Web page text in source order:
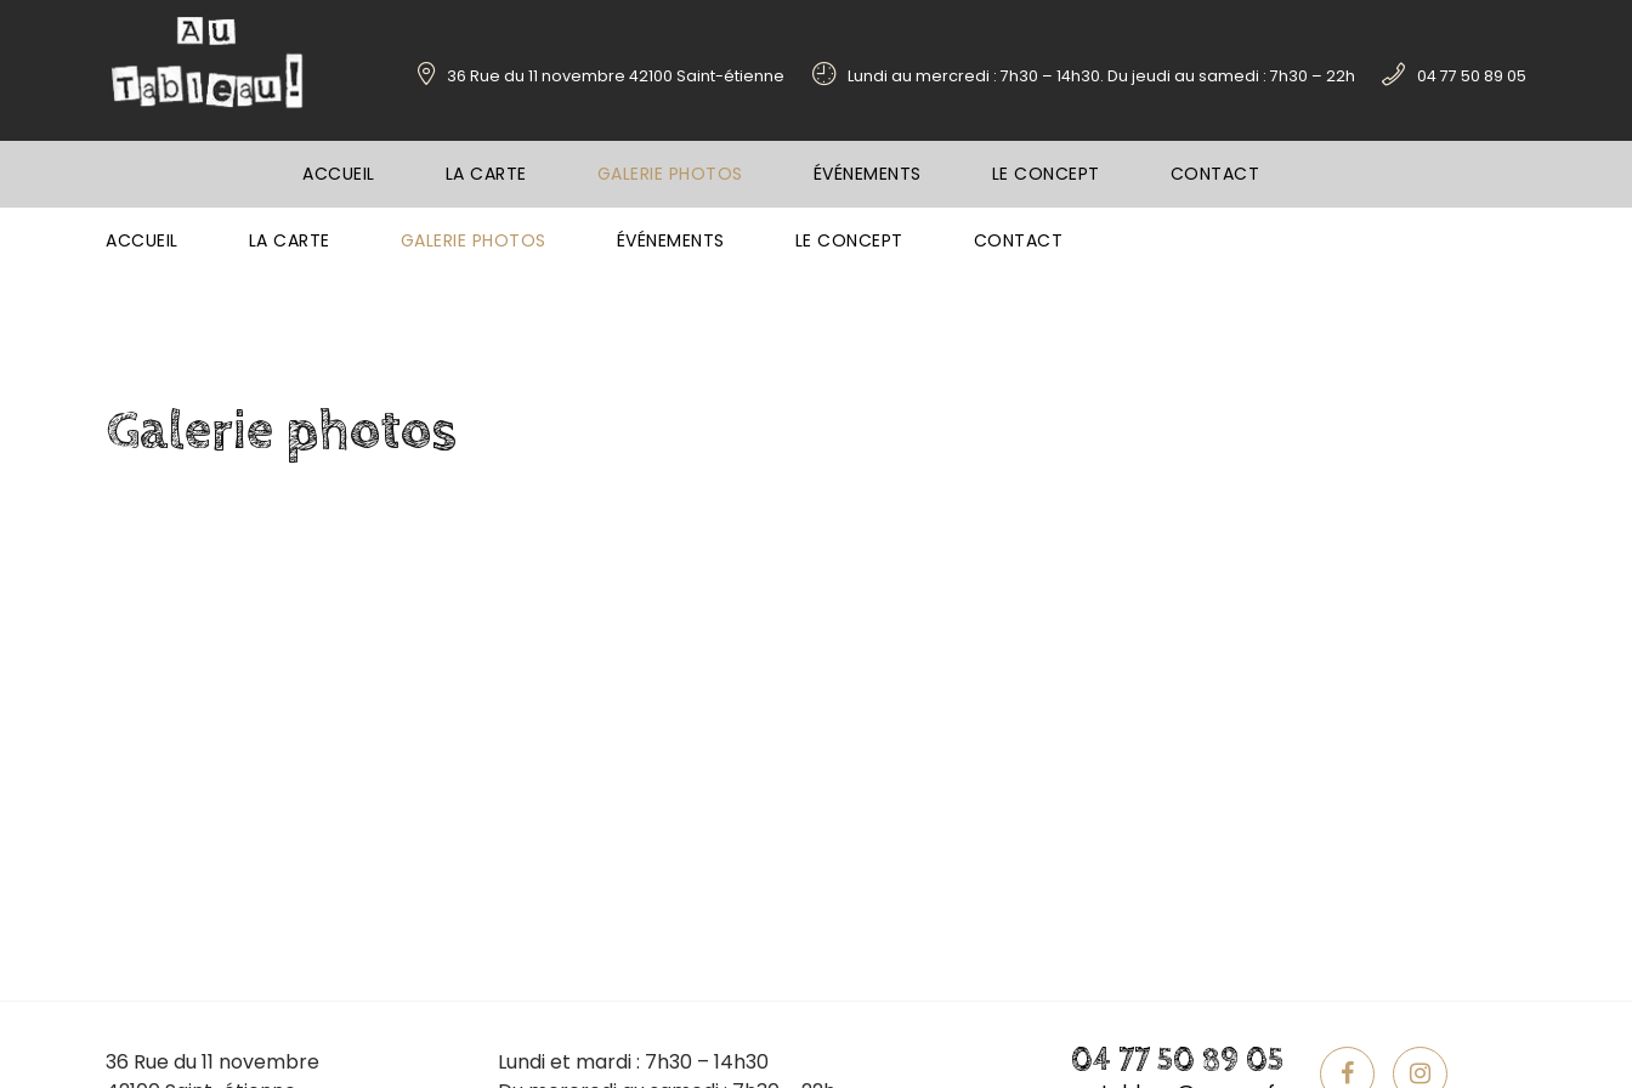
36 Rue du 11 novembre 42100 Saint-étienne Lundi au mercredi : 7h30 – 14h30. Du jeudi au samedi : 7h30 – 22h 04 77 50 89 05
ACCUEIL LA CARTE GALERIE PHOTOS ÉVÉNEMENTS LE CONCEPT CONTACT
ACCUEIL LA CARTE GALERIE PHOTOS ÉVÉNEMENTS LE CONCEPT CONTACT
Galerie photos
36 Rue du 11 novembre
Lundi et mardi : 7h30 – 14h30
04 77 50 89 05